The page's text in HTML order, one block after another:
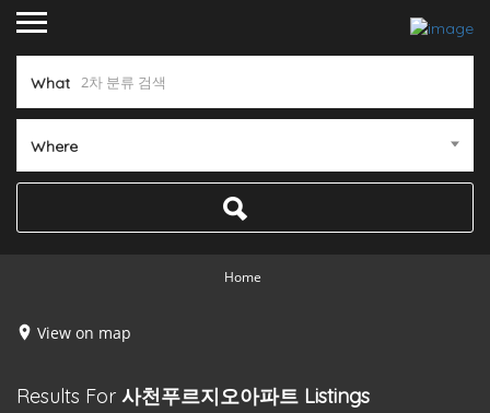
What
Where
Home
View on map
Results For 사천푸르지오아파트 Listings